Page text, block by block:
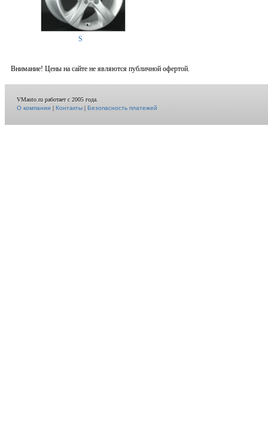
S
Внимание! Цены на сайте не являются публичной офертой.
VMauto.ru работает с 2005 года.
О компании|Контакты|Безопасность платежей